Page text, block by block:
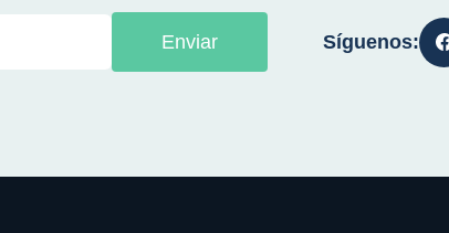
Enviar Síguenos: